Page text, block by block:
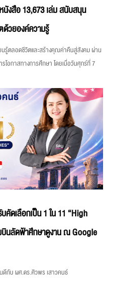
งสือ 13,673 เล่ม สนับสนุน
ด้วยองค์ความรู้
รู้ตลอดชีวิตและสร้างคุณค่าคืนสู่สังคม ผ่าน
อกาสทางการศึกษา โดยเมื่อวันศุกร์ที่ 7
คัดเลือกเป็น 1 ใน 11 “High
นลัดฟ้าศึกษาดูงาน ณ Google
กับ ผศ.ดร.ศิวพร เสาวคนธ์